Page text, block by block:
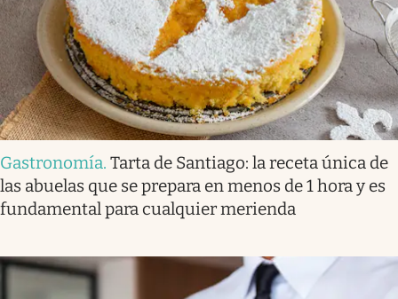
Gastronomía. Tarta de Santiago: la receta única de
las abuelas que se prepara en menos de 1 hora y es
fundamental para cualquier merienda